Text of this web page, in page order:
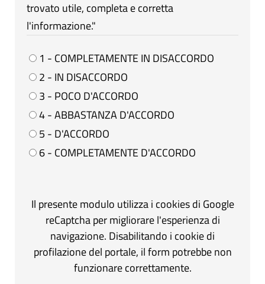
trovato utile, completa e corretta
l'informazione."
1 - COMPLETAMENTE IN DISACCORDO
2 - IN DISACCORDO
3 - POCO D'ACCORDO
4 - ABBASTANZA D'ACCORDO
5 - D'ACCORDO
6 - COMPLETAMENTE D'ACCORDO
Il presente modulo utilizza i cookies di Google
reCaptcha per migliorare l'esperienza di
navigazione. Disabilitando i cookie di
profilazione del portale, il form potrebbe non
funzionare correttamente.